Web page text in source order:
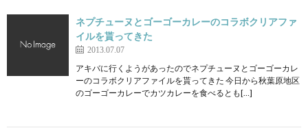
ネプチューヌとゴーゴーカレーのコラボクリアファ
イルを貰ってきた
2013.07.07
アキバに行くようがあったのでネプチューヌとゴーゴーカレ
ーのコラボクリアファイルを貰ってきた 今日から秋葉原地区
のゴーゴーカレーでカツカレーを食べるとも[…]